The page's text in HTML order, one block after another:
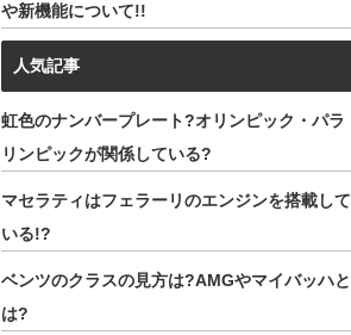
や新機能について!!
人気記事
虹色のナンバープレート?オリンピック・パラ
リンピックが関係している?
マセラティはフェラーリのエンジンを搭載して
いる!?
ベンツのクラスの見方は?AMGやマイバッハと
は?